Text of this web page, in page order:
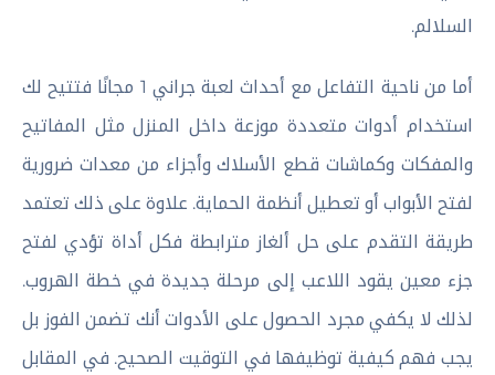
السلالم.
أما من ناحية التفاعل مع أحداث لعبة جراني 1 مجانًا فتتيح لك
استخدام أدوات متعددة موزعة داخل المنزل مثل المفاتيح
والمفكات وكماشات قطع الأسلاك وأجزاء من معدات ضرورية
لفتح الأبواب أو تعطيل أنظمة الحماية. علاوة على ذلك تعتمد
طريقة التقدم على حل ألغاز مترابطة فكل أداة تؤدي لفتح
جزء معين يقود اللاعب إلى مرحلة جديدة في خطة الهروب.
لذلك لا يكفي مجرد الحصول على الأدوات أنك تضمن الفوز بل
يجب فهم كيفية توظيفها في التوقيت الصحيح. في المقابل